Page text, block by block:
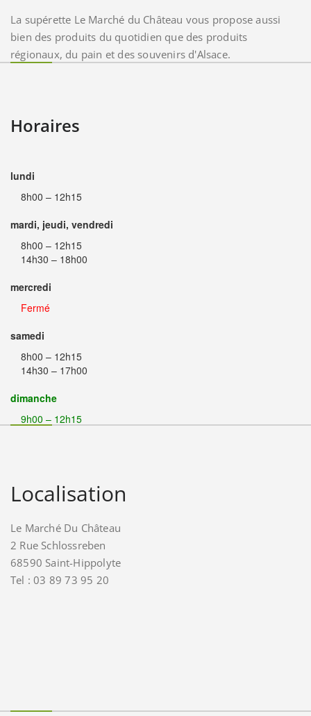
La supérette Le Marché du Château vous propose aussi
bien des produits du quotidien que des produits
régionaux, du pain et des souvenirs d'Alsace.
Horaires
lundi
8h00 – 12h15
mardi, jeudi, vendredi
8h00 – 12h15
14h30 – 18h00
mercredi
Fermé
samedi
8h00 – 12h15
14h30 – 17h00
dimanche
9h00 – 12h15
Localisation
Le Marché Du Château
2 Rue Schlossreben
68590 Saint-Hippolyte
Tel : 03 89 73 95 20